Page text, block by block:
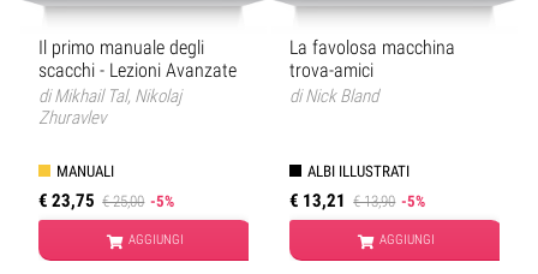
Il primo manuale degli
scacchi - Lezioni Avanzate
diMikhail Tal, Nikolaj
Zhuravlev
MANUALI
€ 23,75 € 25,00 -5%
AGGIUNGI
La favolosa macchina
trova-amici
diNick Bland
ALBI ILLUSTRATI
€ 13,21 € 13,90 -5%
AGGIUNGI